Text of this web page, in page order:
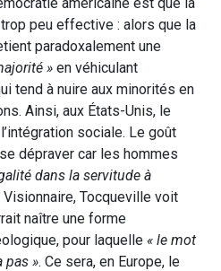
peu effective : alors que la
paradoxalement une
» en véhiculant
tend à nuire aux minorités en
Ainsi, aux États-Unis, le
sociale. Le goût
dépraver car les hommes
dans la servitude à
Visionnaire, Tocqueville voit
naître une forme
pour laquelle « le mot
pas ». Ce sera, en Europe, le